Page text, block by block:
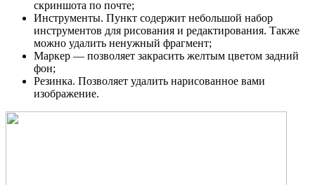
скриншота по почте;
Инструменты. Пункт содержит небольшой набор
инструментов для рисования и редактирования. Также
можно удалить ненужный фрагмент;
Маркер — позволяет закрасить желтым цветом задний
фон;
Резинка. Позволяет удалить нарисованное вами
изображение.